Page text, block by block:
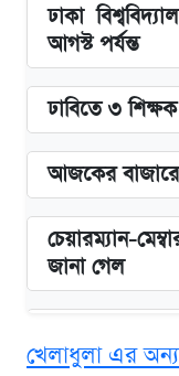
ঢাকা
আগস্ট পর্যন্ত
ঢাবিতে ৩
আজকের বাজারে
চেয়ারম্যান-
জানা গেল
ভাতা
খেলাধুলা এর